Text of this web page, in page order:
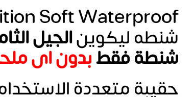
Soft Waterproof
شنطه ليكوينالجيل
شنطة فقطبدون اى
حقيبة متعددة